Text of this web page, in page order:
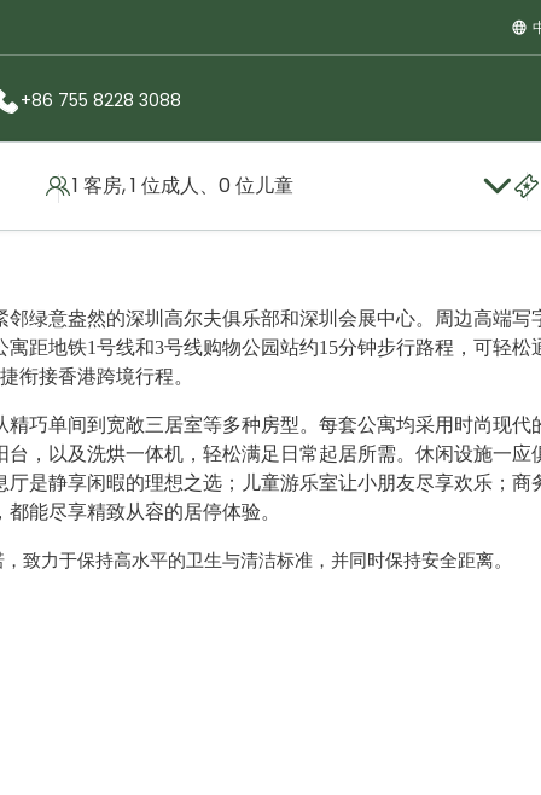
1 客房, 1 位成人、0 位儿童
+86 755 8228 3088
绿意盎然的深圳高尔夫俱乐部和深圳会展中心。周边高端写
距地铁1号线和3号线购物公园站约15分钟步行路程，可轻松
衔接香港跨境行程。
巧单间到宽敞三居室等多种房型。每套公寓均采用时尚现代
，以及洗烘一体机，轻松满足日常起居所需。休闲设施一应
是静享闲暇的理想之选；儿童游乐室让小朋友尽享欢乐；商
能尽享精致从容的居停体验。
，致力于保持高水平的卫生与清洁标准，并同时保持安全距离。